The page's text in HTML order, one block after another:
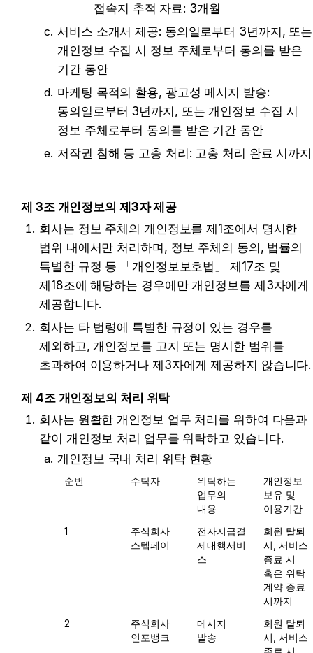
접속지 추적 자료: 3개월
서비스 소개서 제공: 동의일로부터 3년까지, 또는
개인정보 수집 시 정보 주체로부터 동의를 받은
기간 동안
마케팅 목적의 활용, 광고성 메시지 발송:
동의일로부터 3년까지, 또는 개인정보 수집 시
정보 주체로부터 동의를 받은 기간 동안
저작권 침해 등 고충 처리: 고충 처리 완료 시까지
제 3조 개인정보의 제3자 제공
회사는 정보 주체의 개인정보를 제1조에서 명시한
범위 내에서만 처리하며, 정보 주체의 동의, 법률의
특별한 규정 등 「개인정보보호법」 제17조 및
제18조에 해당하는 경우에만 개인정보를 제3자에게
제공합니다.
회사는 타 법령에 특별한 규정이 있는 경우를
제외하고, 개인정보를 고지 또는 명시한 범위를
초과하여 이용하거나 제3자에게 제공하지 않습니다.
제 4조 개인정보의 처리 위탁
회사는 원활한 개인정보 업무 처리를 위하여 다음과
같이 개인정보 처리 업무를 위탁하고 있습니다.
개인정보 국내 처리 위탁 현황
순번 수탁자
위탁하는
업무의
내용
개인정보
보유 및
이용기간
1
주식회사
스텝페이
전자지급결
제대행서비
스
회원 탈퇴
시, 서비스
종료 시
혹은 위탁
계약 종료
시까지
2
주식회사
인포뱅크
메시지
발송
회원 탈퇴
시, 서비스